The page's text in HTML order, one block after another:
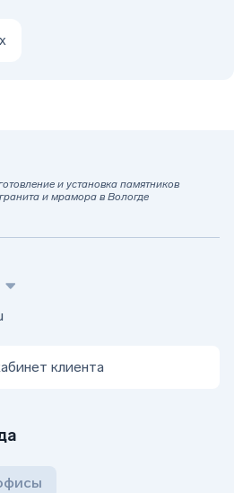
и установка памятников
и мрамора в Вологде
клиента